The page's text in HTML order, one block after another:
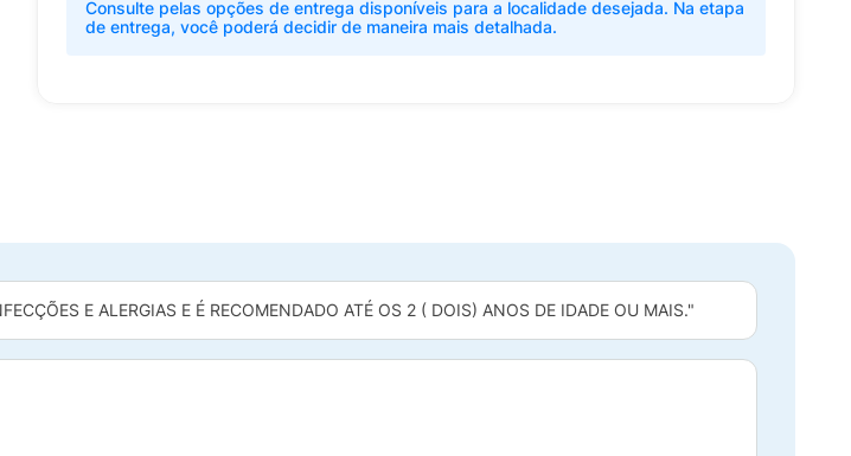
Consulte pelas opções de entrega disponíveis para a localidade desejada. Na etapa
de entrega, você poderá decidir de maneira mais detalhada.
E ALERGIAS E É RECOMENDADO ATÉ OS 2 ( DOIS) ANOS DE IDADE OU MAIS."